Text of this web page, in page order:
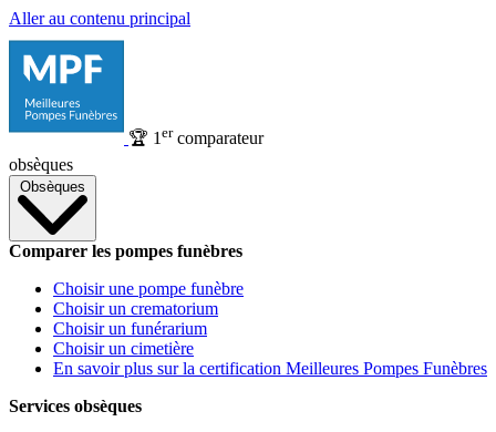
Aller au contenu principal
🏆 1 ercomparateur
obsèques
Obsèques
Comparer les pompes funèbres
Choisir une pompe funèbre
Choisir un crematorium
Choisir un funérarium
Choisir un cimetière
En savoir plus sur la certification Meilleures Pompes Funèbres
Services obsèques